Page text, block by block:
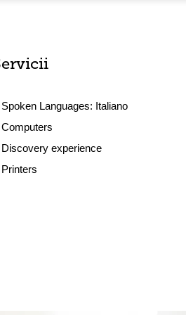
Spoken Languages: Italiano
Computers
Discovery experience
Printers